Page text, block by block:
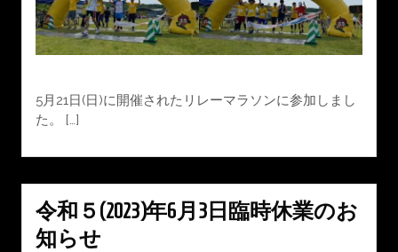
5月21日(日)に開催されたリレーマラソンに参加しまし
た。 […]
令和５(2023)年6月3日臨時休業のお
知らせ